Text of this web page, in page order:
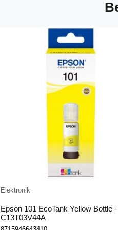
Elektronik
Epson 101 EcoTank Yellow Bottle -
C13T03V44A